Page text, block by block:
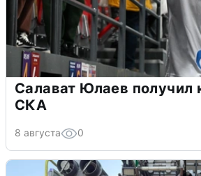
Салават Юлаев получил
СКА
8 августа 0